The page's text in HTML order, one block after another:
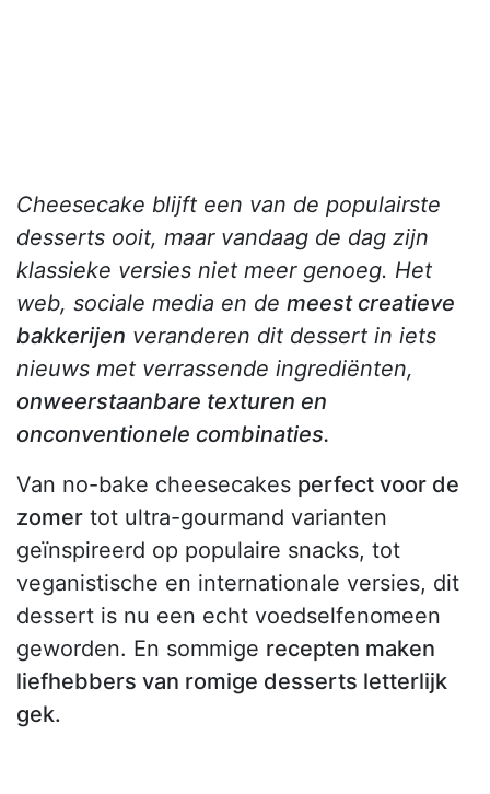
Cheesecake blijft een van de populairste
desserts ooit, maar vandaag de dag zijn
klassieke versies niet meer genoeg. Het
web, sociale media en de meest creatieve
bakkerijen veranderen dit dessert in iets
nieuws met verrassende ingrediënten,
onweerstaanbare texturen en
onconventionele combinaties.
Van no-bake cheesecakes perfect voor de
zomer tot ultra-gourmand varianten
geïnspireerd op populaire snacks, tot
veganistische en internationale versies, dit
dessert is nu een echt voedselfenomeen
geworden. En sommige recepten maken
liefhebbers van romige desserts letterlijk
gek.